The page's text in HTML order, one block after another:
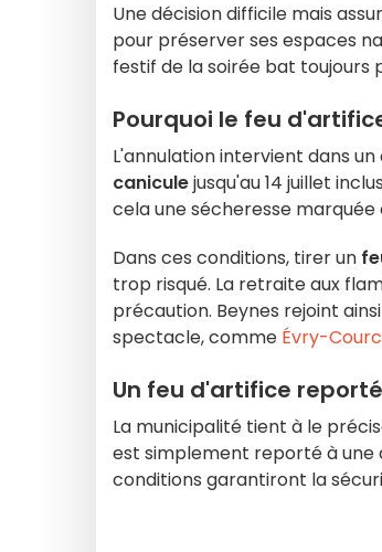
Une décision difficile mais
pour préserver ses espaces
festif de la soirée bat toujours
Pourquoi le feu
L'annulation intervient dans
caniculejusqu'au 14 juillet
cela une sécheresse
Dans ces conditions, tirer un
trop risqué. La retraite aux
précaution. Beynes rejoint
spectacle, comme Évry-
Un feu d'artifice
La municipalité tient à le
est simplement reporté à une
conditions garantiront la